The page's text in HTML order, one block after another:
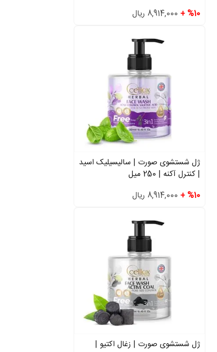
%10 +
ژل شستشوی صورت | سالیسیلیک اسید
| کنترل آکنه | 250 میل
%10 +
ژل شستشوی صورت | زغال اکتیو |